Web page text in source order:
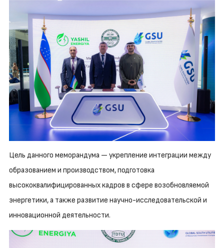
Цель данного меморандума — укрепление интеграции между
образованием и производством, подготовка
высококвалифицированных кадров в сфере возобновляемой
энергетики, а также развитие научно-исследовательской и
инновационной деятельности.